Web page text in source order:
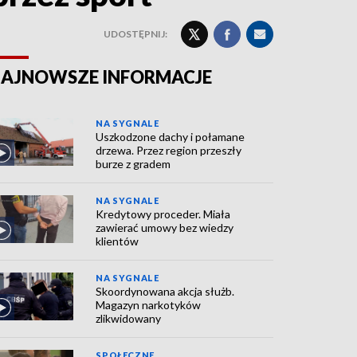
UDOSTĘPNIJ:
INFORMACJE
NA SYGNALE
Uszkodzone dachy i połamane
drzewa. Przez region przeszły
burze z gradem
NA SYGNALE
Kredytowy proceder. Miała
zawierać umowy bez wiedzy
klientów
NA SYGNALE
Skoordynowana akcja służb.
Magazyn narkotyków
zlikwidowany